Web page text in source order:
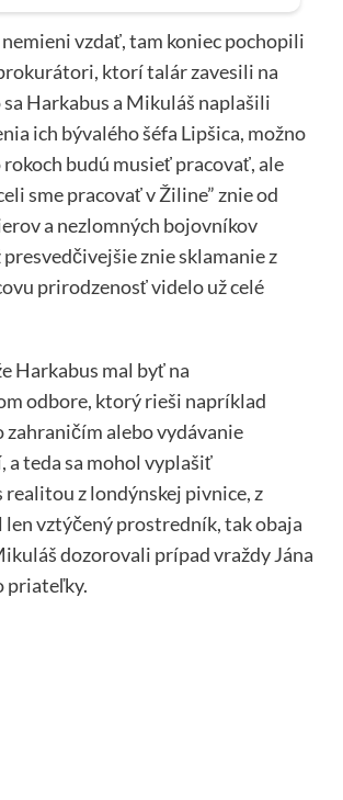
nemieni vzdať, tam koniec pochopili
ktorí talár zavesili na
Harkabus a Mikuláš naplašili
ich bývalého šéfa Lipšica, možno
rokoch budú musieť pracovať, ale
sme pracovať v Žiline” znie od
a nezlomných bojovníkov
presvedčivejšie znie sklamanie z
prirodzenosť videlo už celé
Harkabus mal byť na
odbore, ktorý rieši napríklad
zahraničím alebo vydávanie
a teda sa mohol vyplašiť
realitou z londýnskej pivnice, z
vztýčený prostredník, tak obaja
dozorovali prípad vraždy Jána
priateľky.